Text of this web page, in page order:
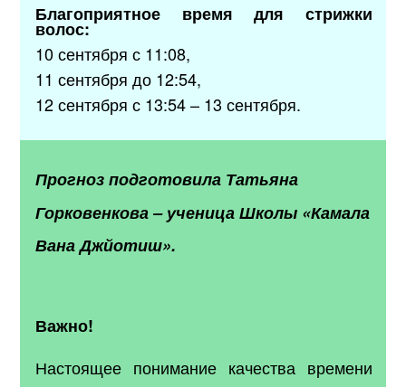
Благоприятное время для стрижки
волос:
10 сентября с 11:08,
11 сентября до 12:54,
12 сентября с 13:54 – 13 сентября.
Прогноз подготовила Татьяна
Горковенкова – ученица Школы «Камала
Вана Джйотиш».
Важно!
Настоящее понимание качества времени